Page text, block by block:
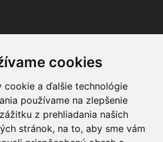
cookies
cookie a ďalšie technológie
používame na zlepšenie
z prehliadania našich
stránok, na to, aby sme vám